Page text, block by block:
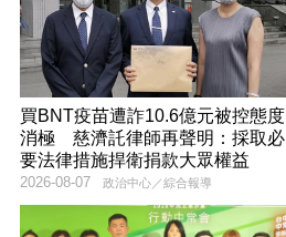
買BNT疫苗遭詐10.6億元被控態度
消極 慈濟託律師再聲明：採取必
要法律措施捍衛捐款大眾權益
政治中心／綜合報導
2026-08-07